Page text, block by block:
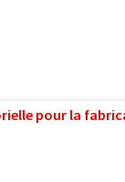
pour la